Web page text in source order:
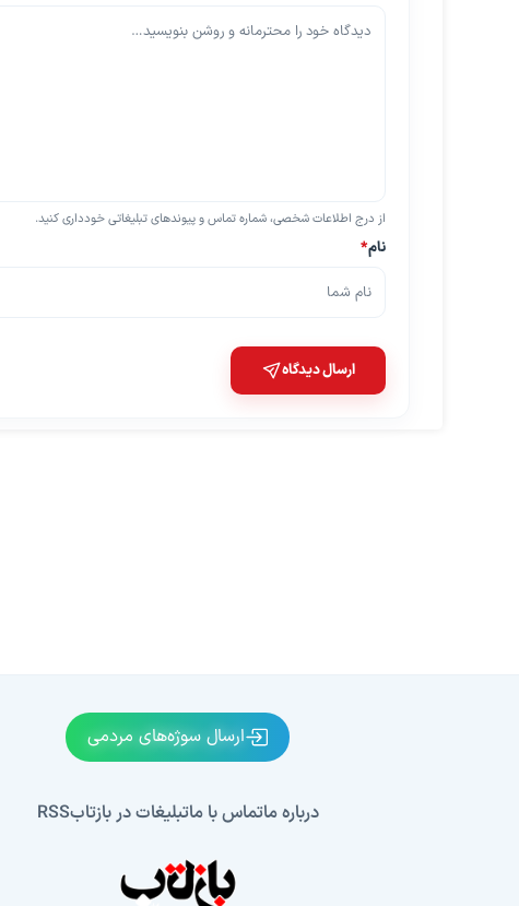
از درج اطلاعات شخصی، شماره تماس و پیوندهای تبلیغاتی خودداری کنید.
نام*
ارسال دیدگاه
ارسال سوژه‌های مردمی
درباره ماتماس با ماتبلیغات در بازتابRSS